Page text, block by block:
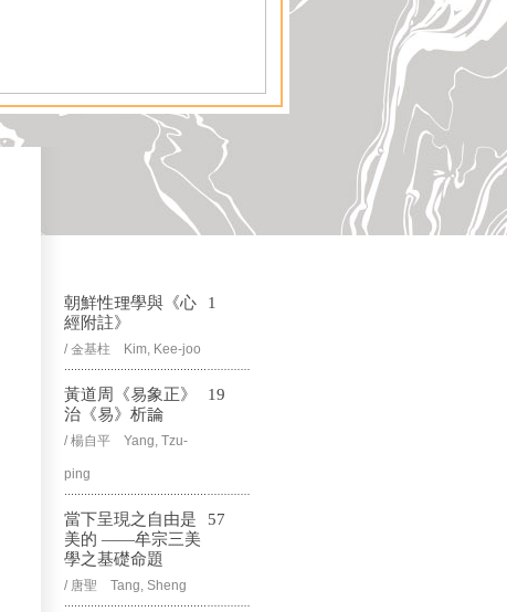
朝鮮性理學與《心
經附註》
/ 金基柱 Kim, Kee-joo
1
黃道周《易象正》
治《易》析論
/ 楊自平 Yang, Tzu-
ping
19
當下呈現之自由是
美的 ——牟宗三美
學之基礎命題
/ 唐聖 Tang, Sheng
57